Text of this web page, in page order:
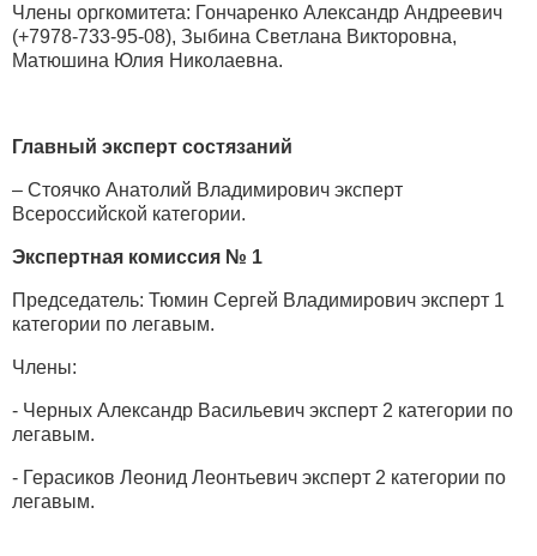
Члены оргкомитета: Гончаренко Александр Андреевич
(+7978-733-95-08), Зыбина Светлана Викторовна,
Матюшина Юлия Николаевна.
Главный эксперт состязаний
– Стоячко Анатолий Владимирович эксперт
Всероссийской категории.
Экспертная комиссия № 1
Председатель: Тюмин Сергей Владимирович эксперт 1
категории по легавым.
Члены:
- Черных Александр Васильевич эксперт 2 категории по
легавым.
- Герасиков Леонид Леонтьевич эксперт 2 категории по
легавым.